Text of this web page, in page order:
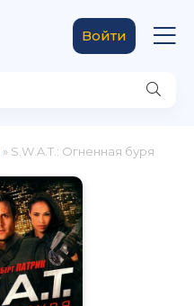
Войти
» S.W.A.T.: Огненная буря